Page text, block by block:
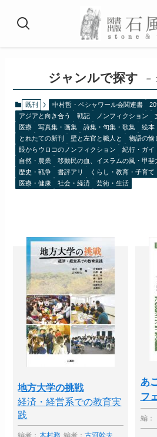
ジャンルで探す –
既刊 中村哲・ペシャワール会関連書
アジアと向き合う
戦記 ノンフィクション
医療
写真集・画集 詩集・句集・歌集
絵本
とれたての新刊
壁と左官と職人と
物語の愉
眼からウロコのノンフィクション
紀行・ガイ
自然・農業
移動民の血、イスラムの風・甲斐
歴史・戦争
書評アリ くらし・教育・子育て
医療・健康
社会・経済 芸術・生活
地方大学の挑戦
経済・経営系での教育実
践
あ
フ
編：